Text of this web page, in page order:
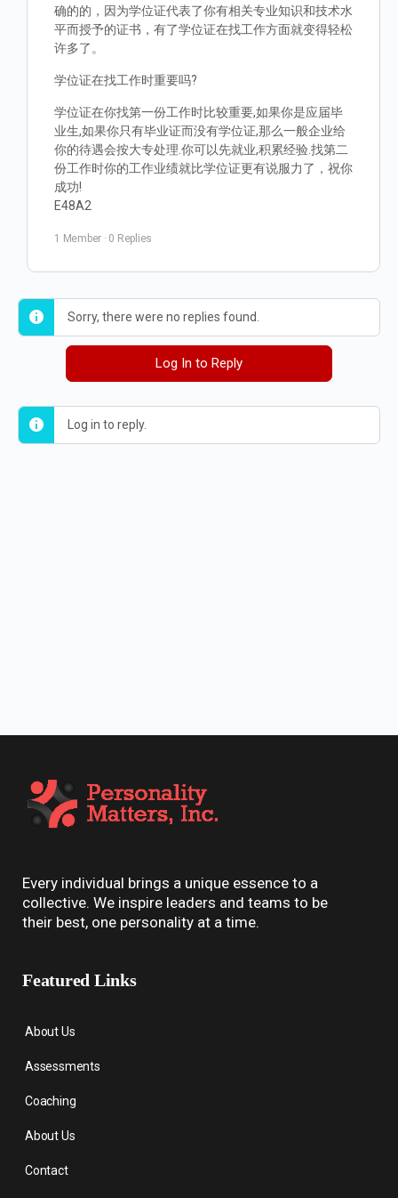
确的的，因为学位证代表了你有相关专业知识和技术水
平而授予的证书，有了学位证在找工作方面就变得轻松
许多了。
学位证在找工作时重要吗?
学位证在你找第一份工作时比较重要,如果你是应届毕
业生,如果你只有毕业证而没有学位证,那么一般企业给
你的待遇会按大专处理.你可以先就业,积累经验.找第二
份工作时你的工作业绩就比学位证更有说服力了，祝你
成功!
E48A2
1 Member · 0 Replies
Sorry, there were no replies found.
Log In to Reply
Log in to reply.
Every individual brings a unique essence to a
collective. We inspire leaders and teams to be
their best, one personality at a time.
Featured Links
About Us
Assessments
Coaching
About Us
Contact